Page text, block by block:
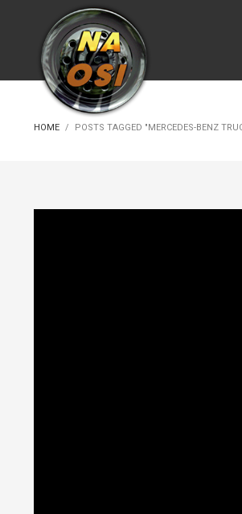
HOME POSTS TAGGED "MERCEDES-BENZ